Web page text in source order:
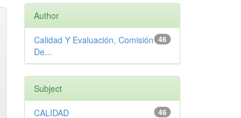
Author
46
Calidad Y Evaluación, Comisión
De...
Subject
46
CALIDAD